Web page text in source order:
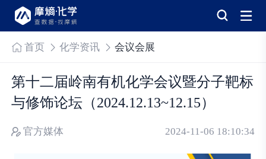
首页 化学资讯 会议会展
第十二届岭南有机化学会议暨分子靶标
与修饰论坛（2024.12.13~12.15）
官方媒体 2024-11-06 18:10:34